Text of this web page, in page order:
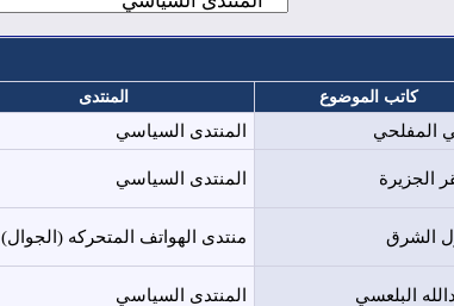
كاتب الموضوع المنتدى
المفلحي المنتدى السياسي
الجزيرة المنتدى السياسي
الشرق منتدى الهواتف المتحركه (الجوال)
البلعسي المنتدى السياسي